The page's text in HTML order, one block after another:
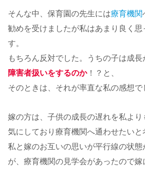
そんな中、保育園の先生には療育機関
勧めを受けましたが私はあまり良く
す。
もちろん反対でした。うちの子は成
障害者扱いをするのか！？と、
そのときは、それが率直な私の感想で
嫁の方は、子供の成長の遅れを私より
気にしており療育機関へ通わせたいと
私と嫁のお互いの思いが平行線の状態
が、療育機関の見学会があったので